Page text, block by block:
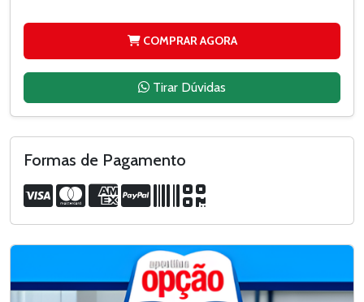
COMPRAR AGORA
Tirar Dúvidas
Formas de Pagamento